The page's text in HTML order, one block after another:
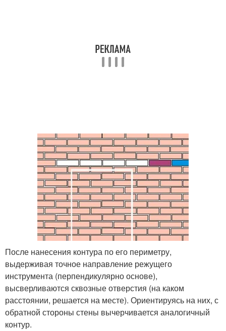
После нанесения контура по его периметру,
выдерживая точное направление режущего
инструмента (перпендикулярно основе),
высверливаются сквозные отверстия (на каком
расстоянии, решается на месте). Ориентируясь на них, с
обратной стороны стены вычерчивается аналогичный
контур.